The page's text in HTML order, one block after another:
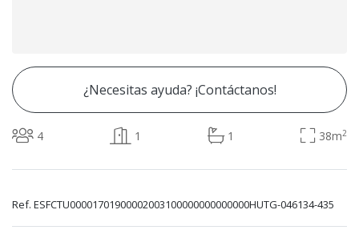
¿Necesitas ayuda? ¡Contáctanos!
4 1 1 38m2
Ref. ESFCTU00001701900002003100000000000000HUTG-046134-435